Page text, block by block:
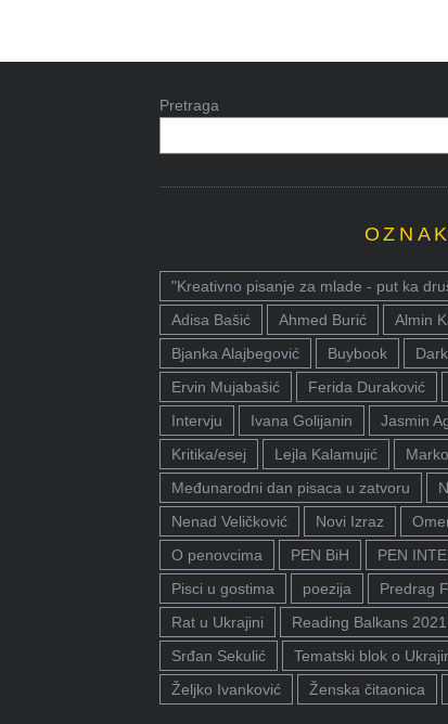
Pretraga
"Kreativno pisanje za mlade - put ka
Adisa Bašić
Ahmed Burić Almin
Bjanka Alajbegović
Buybook
Ervin Mujabašić
Ferida Duraković
Intervju
Ivana Golijanin Jasmin
Kritika/esej
Lejla Kalamujić
Međunarodni dan pisaca u zatvoru
Nenad Veličković
Novi Izraz
O penovcima
PEN BiH
PEN
Pisci u gostima
poezija Predrag
Rat u Ukrajini
Reading Balkans 2021
Srđan Sekulić
Tematski blok o
Željko Ivanković
Ženska čitaonica